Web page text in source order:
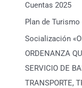
Cuentas 2025
Plan de Turismo
Socialización
ORDENANZA
SERVICIO DE
TRANSPORTE,